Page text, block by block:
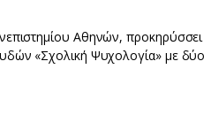
Αθηνών, προκηρύσσει
«Σχολική Ψυχολογία» με δύο